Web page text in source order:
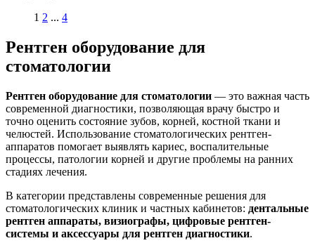
1 2 ... 4
Рентген оборудование для
стоматологии
Рентген оборудование для стоматологии — это важная часть
современной диагностики, позволяющая врачу быстро и
точно оценить состояние зубов, корней, костной ткани и
челюстей. Использование стоматологических рентген-
аппаратов помогает выявлять кариес, воспалительные
процессы, патологии корней и другие проблемы на ранних
стадиях лечения.
В категории представлены современные решения для
стоматологических клиник и частных кабинетов: дентальные
рентген аппараты, визиографы, цифровые рентген-
системы и аксессуары для рентген диагностики.